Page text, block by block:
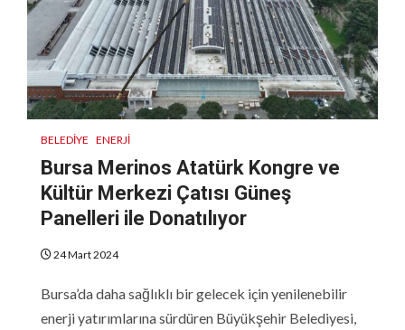
BELEDIYE ENERJI
Bursa Merinos Atatürk Kongre ve
Kültür Merkezi Çatısı Güneş
Panelleri ile Donatılıyor
24 Mart 2024
Bursa’da daha sağlıklı bir gelecek için yenilenebilir
enerji yatırımlarına sürdüren Büyükşehir Belediyesi,